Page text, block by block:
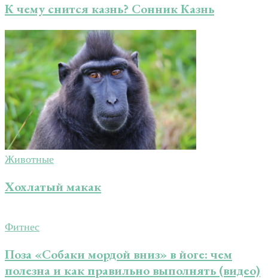
К чему снится казнь? Сонник Казнь
Животные
Хохлатый макак
Фитнес
Поза «Собаки мордой вниз» в йоге: чем
полезна и как правильно выполнять (видео)